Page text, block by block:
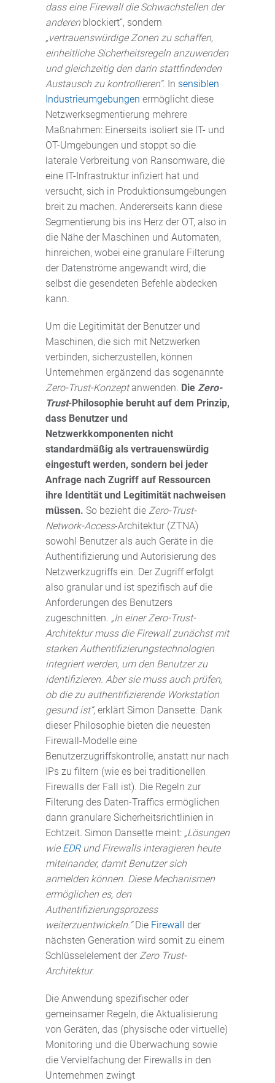
dass eine Firewall die Schwachstellen der
anderen blockiert“, sondern
„vertrauenswürdige Zonen zu schaffen,
einheitliche Sicherheitsregeln anzuwenden
und gleichzeitig den darin stattfindenden
Austausch zu kontrollieren“. In sensiblen
Industrieumgebungen ermöglicht diese
Netzwerksegmentierung mehrere
Maßnahmen: Einerseits isoliert sie IT- und
OT-Umgebungen und stoppt so die
laterale Verbreitung von Ransomware, die
eine IT-Infrastruktur infiziert hat und
versucht, sich in Produktionsumgebungen
breit zu machen. Andererseits kann diese
Segmentierung bis ins Herz der OT, also in
die Nähe der Maschinen und Automaten,
hinreichen, wobei eine granulare Filterung
der Datenströme angewandt wird, die
selbst die gesendeten Befehle abdecken
kann.
Um die Legitimität der Benutzer und
Maschinen, die sich mit Netzwerken
verbinden, sicherzustellen, können
Unternehmen ergänzend das sogenannte
Zero-Trust-Konzeptanwenden. Die Zero-
Trust-Philosophie beruht auf dem Prinzip,
dass Benutzer und
Netzwerkkomponenten nicht
standardmäßig als vertrauenswürdig
eingestuft werden, sondern bei jeder
Anfrage nach Zugriff auf Ressourcen
ihre Identität und Legitimität nachweisen
müssen. So bezieht die Zero-Trust-
Network-Access-Architektur (ZTNA)
sowohl Benutzer als auch Geräte in die
Authentifizierung und Autorisierung des
Netzwerkzugriffs ein. Der Zugriff erfolgt
also granular und ist spezifisch auf die
Anforderungen des Benutzers
zugeschnitten. „In einer Zero-Trust-
Architektur muss die Firewall zunächst mit
starken Authentifizierungstechnologien
integriert werden, um den Benutzer zu
identifizieren. Aber sie muss auch prüfen,
ob die zu authentifizierende Workstation
gesund ist“, erklärt Simon Dansette. Dank
dieser Philosophie bieten die neuesten
Firewall-Modelle eine
Benutzerzugriffskontrolle, anstatt nur nach
IPs zu filtern (wie es bei traditionellen
Firewalls der Fall ist). Die Regeln zur
Filterung des Daten-Traffics ermöglichen
dann granulare Sicherheitsrichtlinien in
Echtzeit. Simon Dansette meint: „Lösungen
wie EDRund Firewalls interagieren heute
miteinander, damit Benutzer sich
anmelden können. Diese Mechanismen
ermöglichen es, den
Authentifizierungsprozess
weiterzuentwickeln.“Die Firewall der
nächsten Generation wird somit zu einem
Schlüsselelement der Zero Trust-
Architektur.
Die Anwendung spezifischer oder
gemeinsamer Regeln, die Aktualisierung
von Geräten, das (physische oder virtuelle)
Monitoring und die Überwachung sowie
die Vervielfachung der Firewalls in den
Unternehmen zwingt